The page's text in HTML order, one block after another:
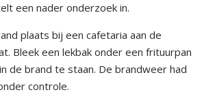
een nader onderzoek in.
plaats bij een cafetaria aan de
Bleek een lekbak onder een frituurpan
de brand te staan. De brandweer had
controle.